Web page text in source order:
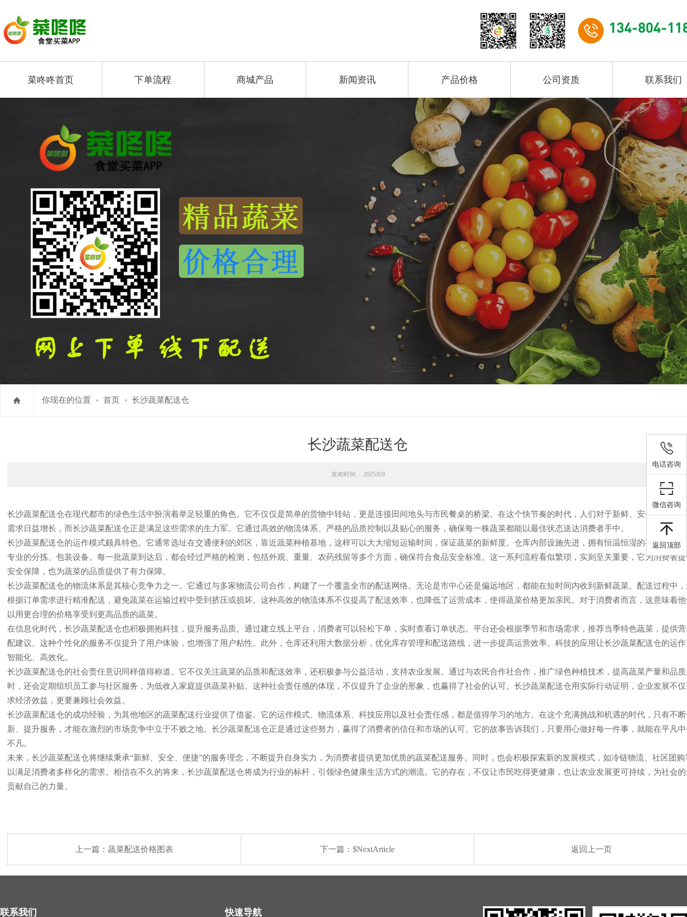
134-804-
菜咚咚首页 下单流程 商城产品 新闻资讯 产品价格 公司资质 联系我们
你现在的位置 首页 长沙蔬菜配送仓
长沙蔬菜配送仓
发布时间： 2025/8/9
长沙蔬菜配送仓在现代都市的绿色生活中扮演着举足轻重的角色。它不仅仅是简单的货物中转站，更是连接田间地头与市民餐桌的桥梁。在这个快节奏的时代，人们对于新鲜、安全、便捷
需求日益增长，而长沙蔬菜配送仓正是满足这些需求的生力军。它通过高效的物流体系、严格的品质控制以及贴心的服务，确保每一株蔬菜都能以最佳状态送达消费者手中。
长沙蔬菜配送仓的运作模式颇具特色。它通常选址在交通便利的郊区，靠近蔬菜种植基地，这样可以大大缩短运输时间，保证蔬菜的新鲜度。仓库内部设施先进，拥有恒温恒湿的存储空间
专业的分拣、包装设备。每一批蔬菜到达后，都会经过严格的检测，包括外观、重量、农药残留等多个方面，确保符合食品安全标准。这一系列流程看似繁琐，实则至关重要，它为消费者
安全保障，也为蔬菜的品质提供了有力保障。
长沙蔬菜配送仓的物流体系是其核心竞争力之一。它通过与多家物流公司合作，构建了一个覆盖全市的配送网络。无论是市中心还是偏远地区，都能在短时间内收到新鲜蔬菜。配送过程中
根据订单需求进行精准配送，避免蔬菜在运输过程中受到挤压或损坏。这种高效的物流体系不仅提高了配送效率，也降低了运营成本，使得蔬菜价格更加亲民。对于消费者而言，这意味着
以用更合理的价格享受到更高品质的蔬菜。
在信息化时代，长沙蔬菜配送仓也积极拥抱科技，提升服务品质。通过建立线上平台，消费者可以轻松下单，实时查看订单状态。平台还会根据季节和市场需求，推荐当季特色蔬菜，提供
配建议。这种个性化的服务不仅提升了用户体验，也增强了用户粘性。此外，仓库还利用大数据分析，优化库存管理和配送路线，进一步提高运营效率。科技的应用让长沙蔬菜配送仓的运
智能化、高效化。
长沙蔬菜配送仓的社会责任意识同样值得称道。它不仅关注蔬菜的品质和配送效率，还积极参与公益活动，支持农业发展。通过与农民合作社合作，推广绿色种植技术，提高蔬菜产量和品
时，还会定期组织员工参与社区服务，为低收入家庭提供蔬菜补贴。这种社会责任感的体现，不仅提升了企业的形象，也赢得了社会的认可。长沙蔬菜配送仓用实际行动证明，企业发展不
求经济效益，更要兼顾社会效益。
长沙蔬菜配送仓的成功经验，为其他地区的蔬菜配送行业提供了借鉴。它的运作模式、物流体系、科技应用以及社会责任感，都是值得学习的地方。在这个充满挑战和机遇的时代，只有不
新、提升服务，才能在激烈的市场竞争中立于不败之地。长沙蔬菜配送仓正是通过这些努力，赢得了消费者的信任和市场的认可。它的故事告诉我们，只要用心做好每一件事，就能在平凡
不凡。
未来，长沙蔬菜配送仓将继续秉承“新鲜、安全、便捷”的服务理念，不断提升自身实力，为消费者提供更加优质的蔬菜配送服务。同时，也会积极探索新的发展模式，如冷链物流、社区团购
以满足消费者多样化的需求。相信在不久的将来，长沙蔬菜配送仓将成为行业的标杆，引领绿色健康生活方式的潮流。它的存在，不仅让市民吃得更健康，也让农业发展更可持续，为社会
贡献自己的力量。
上一篇： 蔬菜配送价格图表 下一篇：$NextArticle 返回上一页
联系我们 快速导航
电话咨询
微信咨询
返回顶部